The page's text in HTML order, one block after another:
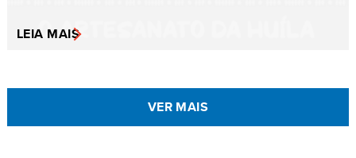
LEIA MAIS
VER MAIS